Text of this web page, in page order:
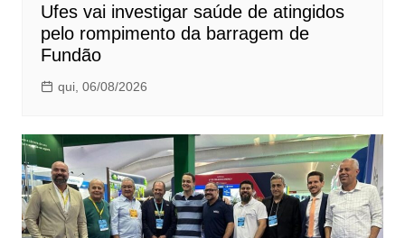
Ufes vai investigar saúde de atingidos
pelo rompimento da barragem de
Fundão
qui, 06/08/2026